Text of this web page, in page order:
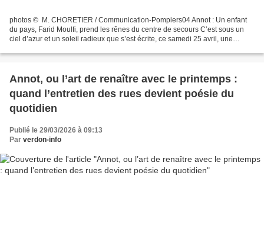
photos © M. CHORETIER / Communication-Pompiers04 Annot : Un enfant
du pays, Farid Moulfi, prend les rênes du centre de secours C’est sous un
ciel d’azur et un soleil radieux que s’est écrite, ce samedi 25 avril, une
Annot, ou l’art de renaître avec le printemps :
quand l’entretien des rues devient poésie du
quotidien
Publié le 29/03/2026 à 09:13
Par verdon-info